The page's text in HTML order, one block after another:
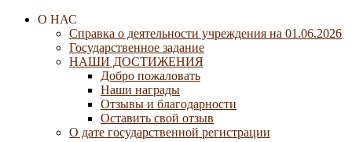
О НАС
Справка о деятельности учреждения на 01.06.2026
Государственное задание
НАШИ ДОСТИЖЕНИЯ
Добро пожаловать
Наши награды
Отзывы и благодарности
Оставить свой отзыв
О дате государственной регистрации